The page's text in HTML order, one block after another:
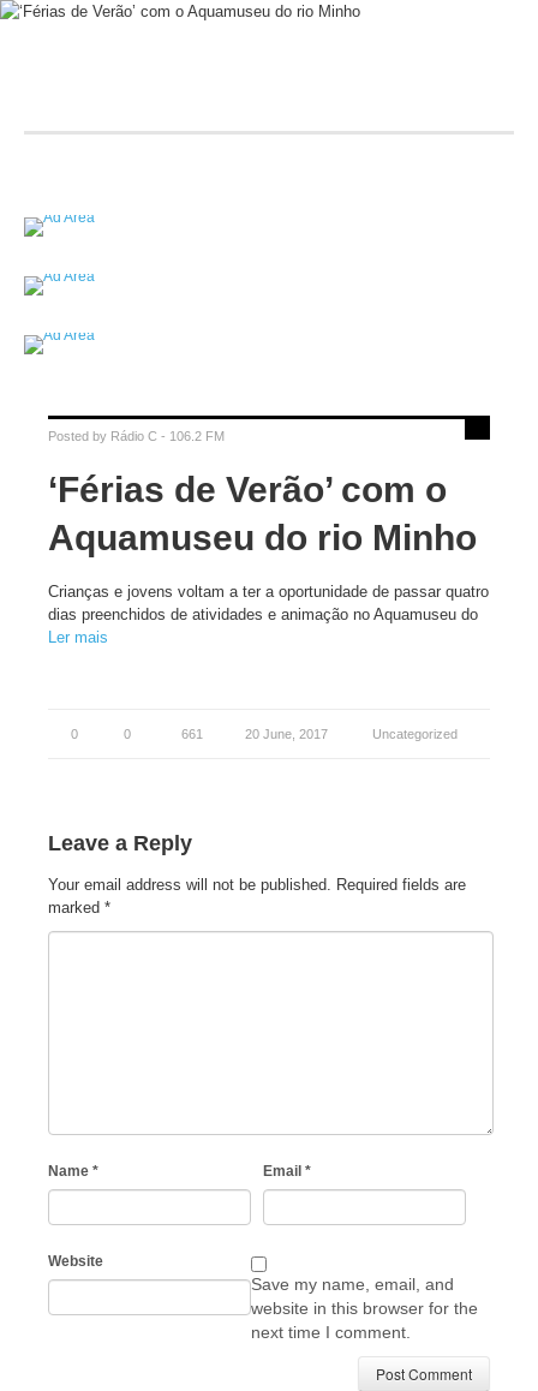
Posted by Rádio C - 106.2 FM
‘Férias de Verão’ com o
Aquamuseu do rio Minho
Crianças e jovens voltam a ter a oportunidade de passar quatro
dias preenchidos de atividades e animação no Aquamuseu do
Ler mais
0 0 661 20 June, 2017 Uncategorized
Leave a Reply
Your email address will not be published. Required fields are
marked *
Name * Email *
Website
Save my name, email, and
website in this browser for the
next time I comment.